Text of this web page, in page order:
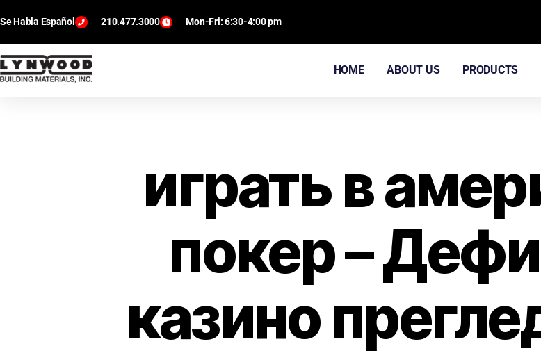
Se Habla Español 210.477.3000 Mon-Fri: 6:30-4:00 pm
HOME ABOUT US PRODUCTS
играть в
покер –
казино